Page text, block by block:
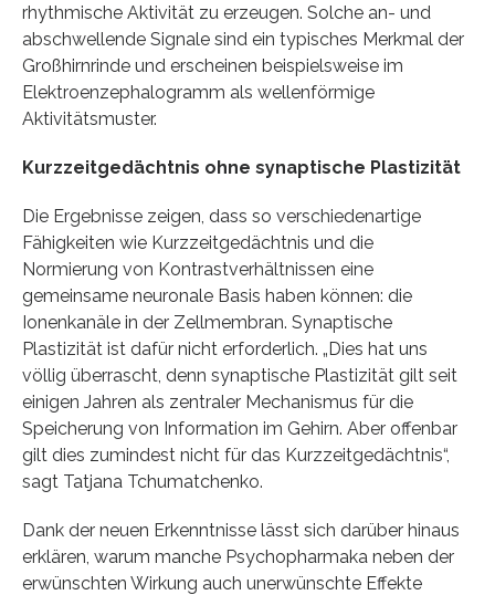
rhythmische Aktivität zu erzeugen. Solche an- und
abschwellende Signale sind ein typisches Merkmal der
Großhirnrinde und erscheinen beispielsweise im
Elektroenzephalogramm als wellenförmige
Aktivitätsmuster.
Kurzzeitgedächtnis ohne synaptische Plastizität
Die Ergebnisse zeigen, dass so verschiedenartige
Fähigkeiten wie Kurzzeitgedächtnis und die
Normierung von Kontrastverhältnissen eine
gemeinsame neuronale Basis haben können: die
Ionenkanäle in der Zellmembran. Synaptische
Plastizität ist dafür nicht erforderlich. „Dies hat uns
völlig überrascht, denn synaptische Plastizität gilt seit
einigen Jahren als zentraler Mechanismus für die
Speicherung von Information im Gehirn. Aber offenbar
gilt dies zumindest nicht für das Kurzzeitgedächtnis“,
sagt Tatjana Tchumatchenko.
Dank der neuen Erkenntnisse lässt sich darüber hinaus
erklären, warum manche Psychopharmaka neben der
erwünschten Wirkung auch unerwünschte Effekte